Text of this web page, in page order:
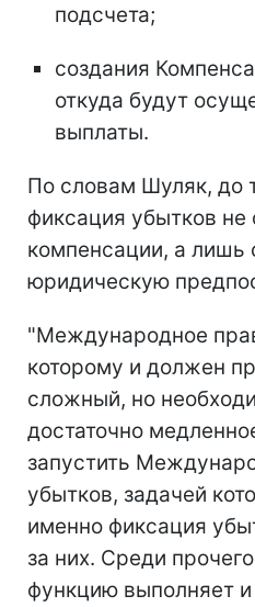
подсчета;
создания
откуда будут
выплаты.
По словам Шуляк, до
фиксация убытков не
компенсации, а лишь
юридическую
"Международное
которому и должен
сложный, но
достаточно
запустить
убытков, задачей
именно фиксация
за них. Среди
функцию выполняет